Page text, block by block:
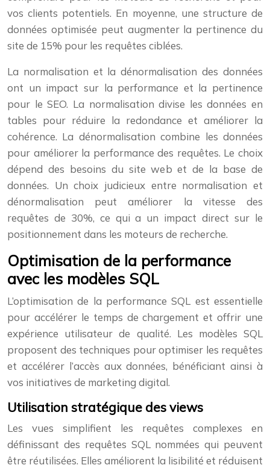
vos clients potentiels. En moyenne, une structure de
données optimisée peut augmenter la pertinence du
site de 15% pour les requêtes ciblées.
La normalisation et la dénormalisation des données
ont un impact sur la performance et la pertinence
pour le SEO. La normalisation divise les données en
tables pour réduire la redondance et améliorer la
cohérence. La dénormalisation combine les données
pour améliorer la performance des requêtes. Le choix
dépend des besoins du site web et de la base de
données. Un choix judicieux entre normalisation et
dénormalisation peut améliorer la vitesse des
requêtes de 30%, ce qui a un impact direct sur le
positionnement dans les moteurs de recherche.
Optimisation de la performance
avec les modèles SQL
L’optimisation de la performance SQL est essentielle
pour accélérer le temps de chargement et offrir une
expérience utilisateur de qualité. Les modèles SQL
proposent des techniques pour optimiser les requêtes
et accélérer l’accès aux données, bénéficiant ainsi à
vos initiatives de marketing digital.
Utilisation stratégique des views
Les vues simplifient les requêtes complexes en
définissant des requêtes SQL nommées qui peuvent
être réutilisées. Elles améliorent la lisibilité et réduisent